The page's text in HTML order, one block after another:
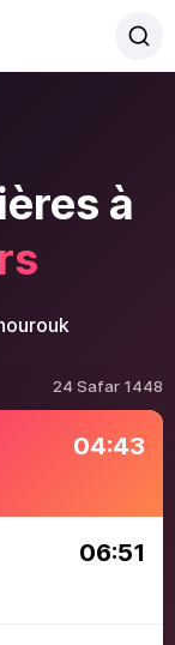
à
24 Safar 1448
04:43
06:51